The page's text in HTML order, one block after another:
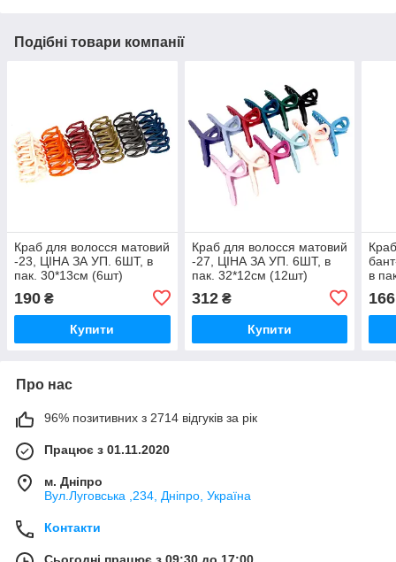
Подібні товари компанії
Краб для волосся матовий
-23, ЦІНА ЗА УП. 6ШТ, в
пак. 30*13см (6шт)
190 ₴
Купити
Краб для волосся матовий
-27, ЦІНА ЗА УП. 6ШТ, в
пак. 32*12см (12шт)
312₴
Купити
в
166
Про нас
96% позитивних з 2714 відгуків за рік
Працює з 01.11.2020
м. Дніпро
Вул.Луговська ,234, Дніпро, Україна
Контакти